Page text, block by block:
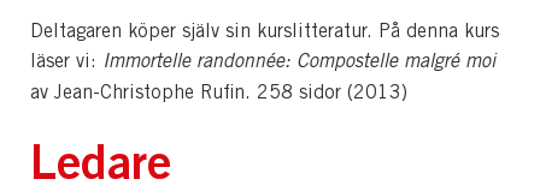
Deltagaren köper själv sin kurslitteratur. På denna kurs
läser vi: Immortelle randonnée: Compostelle malgré moi
av Jean-Christophe Rufin. 258 sidor (2013)
Ledare